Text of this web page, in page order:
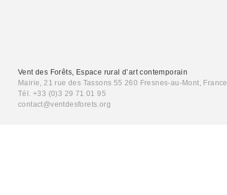
Vent des Forêts, Espace rural d’art contemporain
Mairie, 21 rue des Tassons 55 260 Fresnes-au-Mont, France
Tél. +33 (0)3 29 71 01 95
contact@ventdesforets.org